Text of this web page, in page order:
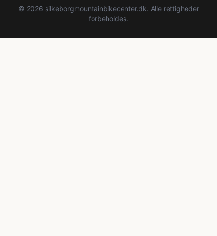
© 2026 silkeborgmountainbikecenter.dk. Alle rettigheder
forbeholdes.